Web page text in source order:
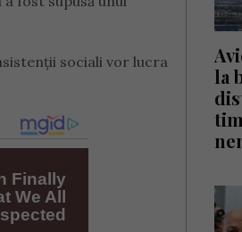
sociali vor lucra
la